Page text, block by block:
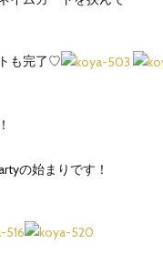
も完了♡
の始まりです！